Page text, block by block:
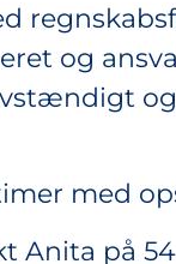
og
med
Anita på